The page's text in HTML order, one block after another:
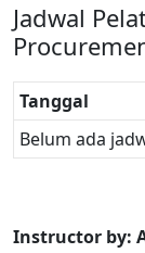
Jadwal
Tanggal
Belum ada
Instructor by: